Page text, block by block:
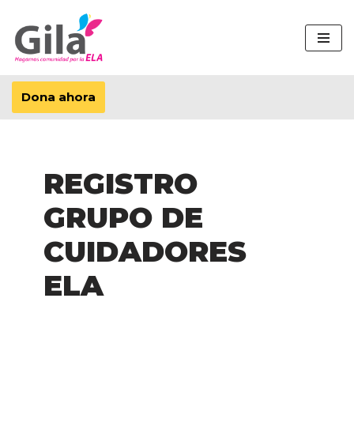
Saltar
al
contenido
Dona ahora
REGISTRO
GRUPO DE
CUIDADORES
ELA